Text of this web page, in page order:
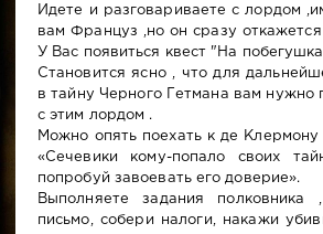
Идете и разговариваете с лордом
вам Француз ,но он сразу
У Вас появиться квест "На
Становится ясно , что для
в тайну Черного Гетмана вам нужно
с этим лордом .
Можно опять поехать к де
«Сечевики кому-попало своих
попробуй завоевать его доверие».
Выполняете задания
письмо, собери налоги, накажи